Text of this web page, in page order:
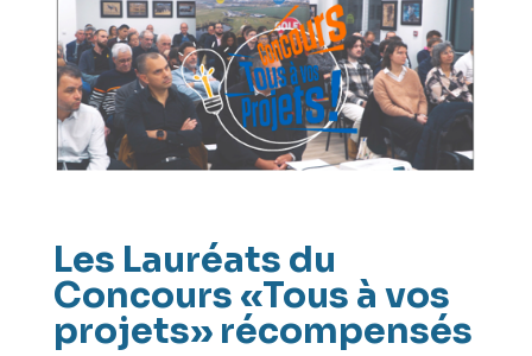
Les Lauréats du
Concours «Tous à vos
projets» récompensés